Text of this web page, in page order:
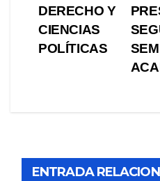
DERECHO Y
CIENCIAS
POLÍTICAS
ENTRADA